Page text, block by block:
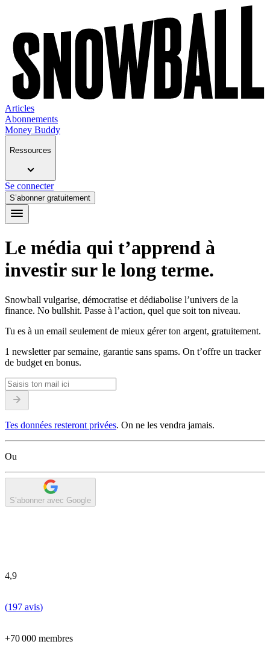
Articles
Abonnements
Money Buddy
Ressources
Se connecter
S’abonner gratuitement
Le média qui t’apprend à
investir sur le long terme.
Snowball vulgarise, démocratise et dédiabolise l’univers de la
finance. No bullshit. Passe à l’action, quel que soit ton niveau.
Tu es à un email seulement de mieux gérer ton argent, gratuitement.
1 newsletter par semaine, garantie sans spams. On t’offre un tracker
de budget en bonus.
Tes données resteront privées. On ne les vendra jamais.
Ou
S’abonner avec Google
4,9
(197 avis)
+70 000 membres